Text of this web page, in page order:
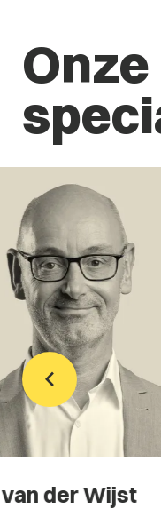
Onze
Britt van den